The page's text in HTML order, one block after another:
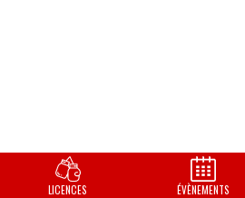
LICENCES ÉVÈNEMENTS